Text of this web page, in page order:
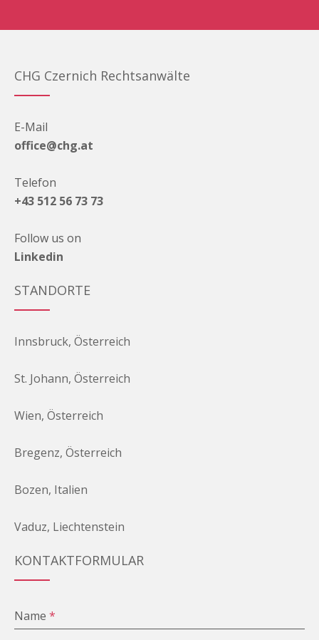
CHG Czernich Rechtsanwälte
E-Mail
office@chg.at
Telefon
+43 512 56 73 73
Follow us on
Linkedin
STANDORTE
Innsbruck, Österreich
St. Johann, Österreich
Wien, Österreich
Bregenz, Österreich
Bozen, Italien
Vaduz, Liechtenstein
KONTAKTFORMULAR
Name*